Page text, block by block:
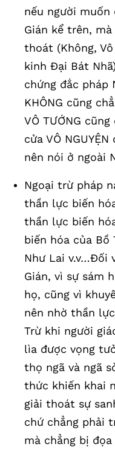
nếu người muốn
Gián kể trên,
thoát (Không,
kinh Đại Bát
chứng đắc pháp
KHÔNG cũng
VÔ TƯỚNG
cửa VÔ
nên nói ở ngoài
Ngoại trừ pháp
thần lực biến
thần lực biến
biến hóa của
Như Lai v.v…Đối
Gián, vì sự sám
họ, cũng vì
nên nhờ thần
Trừ khi người
lìa được vọng
thọ ngã và ngã
thức khiến khai
giải thoát sự
chứ chẳng phải
mà chẳng bị đọa